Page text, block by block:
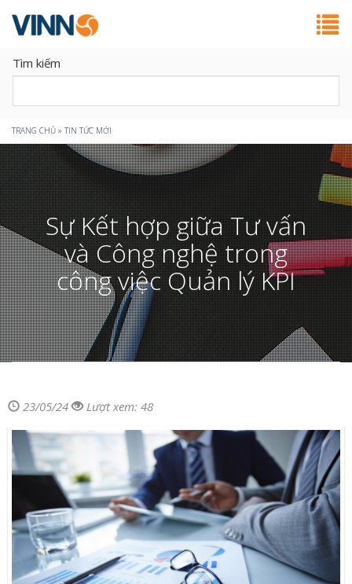
Tìm kiếm
Bạn
đang
ở
đây
TRANG CHỦ » TIN TỨC MỚI
Sự Kết hợp giữa Tư vấn
và Công nghệ trong
công việc Quản lý KPI
23/05/24 Lượt xem: 48